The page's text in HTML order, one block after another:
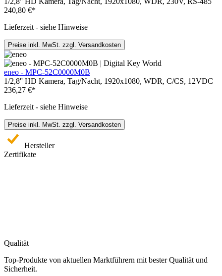
240,80 €*
Lieferzeit - siehe Hinweise
Preise inkl. MwSt. zzgl. Versandkosten
eneo - MPC-52C0000M0B
1/2,8'' HD Kamera, Tag/Nacht, 1920x1080, WDR, C/CS, 12VDC
236,27 €*
Lieferzeit - siehe Hinweise
Preise inkl. MwSt. zzgl. Versandkosten
Hersteller
Zertifikate
Qualität
Top-Produkte von aktuellen Marktführern mit bester Qualität und
Sicherheit.